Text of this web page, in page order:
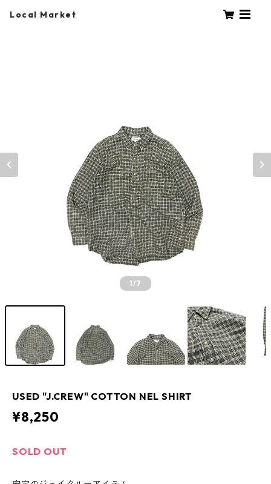
Local Market
1/7
USED "J.CREW" COTTON NEL SHIRT
¥8,250
SOLD OUT